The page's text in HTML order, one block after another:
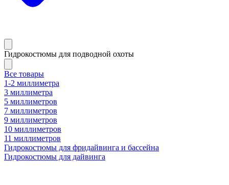
Гидрокостюмы для подводной охоты
Все товары
1-2 миллиметра
3 миллиметра
5 миллиметров
7 миллиметров
9 миллиметров
10 миллиметров
11 миллиметров
Гидрокостюмы для фридайвинга и бассейна
Гидрокостюмы для дайвинга